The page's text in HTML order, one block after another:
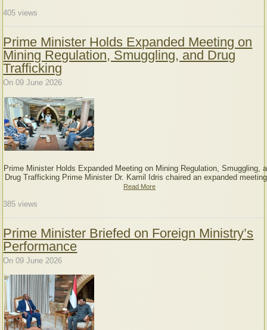
405 views
Prime Minister Holds Expanded Meeting on
Mining Regulation, Smuggling, and Drug
Trafficking
On 09 June 2026
Prime Minister Holds Expanded Meeting on Mining Regulation, Smuggling,
Drug Trafficking Prime Minister Dr. Kamil Idris chaired an expanded
Read More
385 views
Prime Minister Briefed on Foreign Ministry’s
Performance
On 09 June 2026